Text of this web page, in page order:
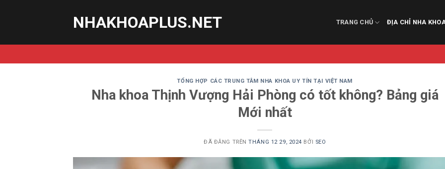
dung
NHAKHOAPLUS.NET TRANG CHỦ ĐỊA CHỈ NHA
TỔNG HỢP CÁC TRUNG TÂM NHA KHOA UY TÍN TẠI VIỆT NAM
Nha khoa Thịnh Vượng Hải Phòng có tốt không? Bảng giá
Mới nhất
ĐÃ ĐĂNG TRÊNTHÁNG 12 29, 2024 BỞI SEO